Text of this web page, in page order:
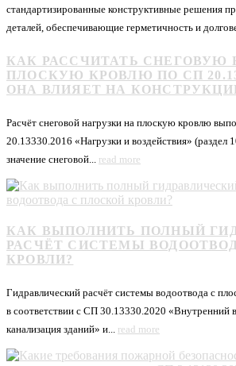
стандартизированные конструктивные решения
деталей, обеспечивающие герметичность и
КАК РАССЧИТАТЬ СНЕГОВУЮ
ПЛОСКУЮ КРОВЛЮ ПО СП
ОНА ВЛИЯЕТ НА
Расчёт снеговой нагрузки на плоскую кровлю
20.13330.2016 «Нагрузки и воздействия» (раздел
значение снеговой... read more
КАК ВЫПОЛНИТЬ ПОЛНЫЙ
РАСЧЁТ СИСТЕМЫ
КРОВЛИ?
Гидравлический расчёт системы водоотвода с
в соответствии с СП 30.13330.2020 «Внутренний
канализация зданий» и... read more